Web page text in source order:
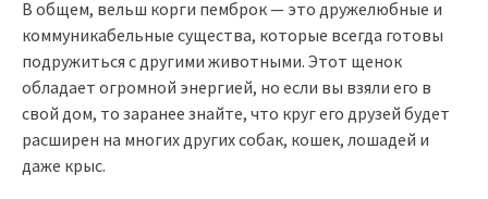
В общем, вельш корги пемброк — это дружелюбные и
коммуникабельные существа, которые всегда готовы
подружиться с другими животными. Этот щенок
обладает огромной энергией, но если вы взяли его в
свой дом, то заранее знайте, что круг его друзей будет
расширен на многих других собак, кошек, лошадей и
даже крыс.